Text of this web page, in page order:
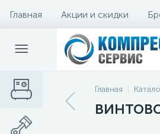
Главная Акции и скидки
Главная